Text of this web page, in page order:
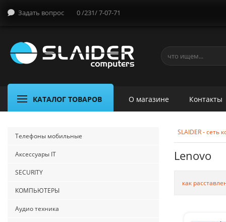
Задать вопрос 0 /231/ 7-07-71
КАТАЛОГ ТОВАРОВ О магазине Контакты
Телефоны мобильные
Аксессуары IT
SECURITY
КОМПЬЮТЕРЫ
Аудио техника
SLAIDER - сеть
Lenovo
как